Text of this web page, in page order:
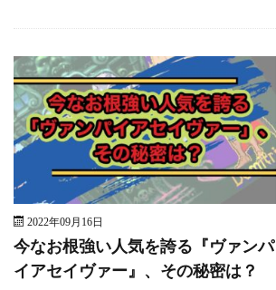
2022年09月16日
今なお根強い人気を誇る『ヴァンパ
イアセイヴァー』、その秘密は？